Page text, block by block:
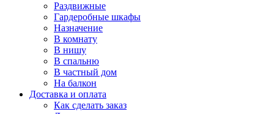
Раздвижные
Гардеробные шкафы
Назначение
В комнату
В нишу
В спальню
В частный дом
На балкон
Доставка и оплата
Как сделать заказ